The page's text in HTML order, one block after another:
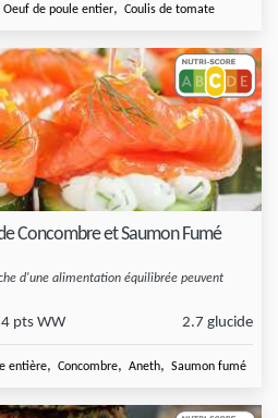
Oeuf de poule entier, Coulis de tomate
Concombre et Saumon Fumé
d'une alimentation équilibrée peuvent
4 pts WW 2.7 glucide
entière, Concombre, Aneth, Saumon fumé